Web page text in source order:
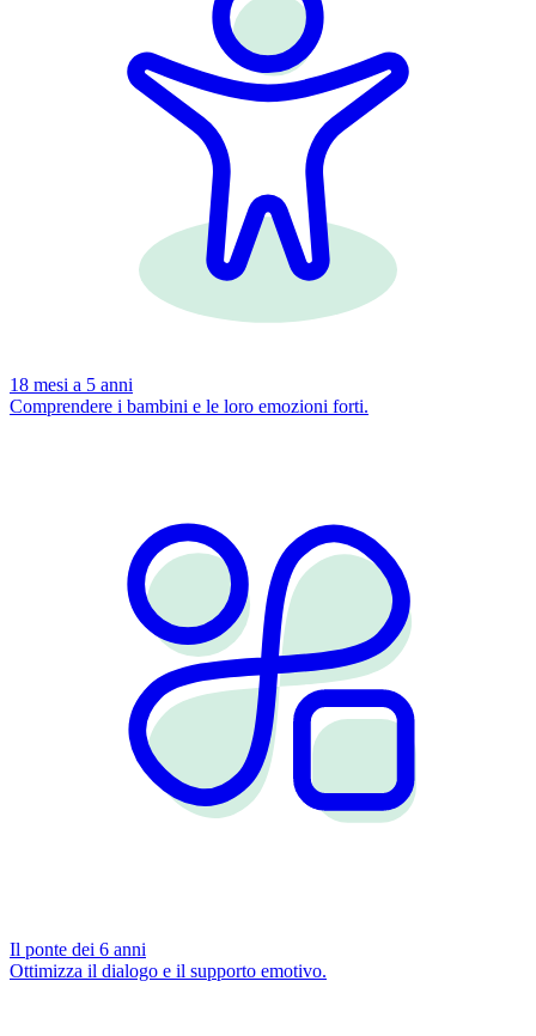
18 mesi a 5 anni
Comprendere i bambini e le loro emozioni forti.
Il ponte dei 6 anni
Ottimizza il dialogo e il supporto emotivo.